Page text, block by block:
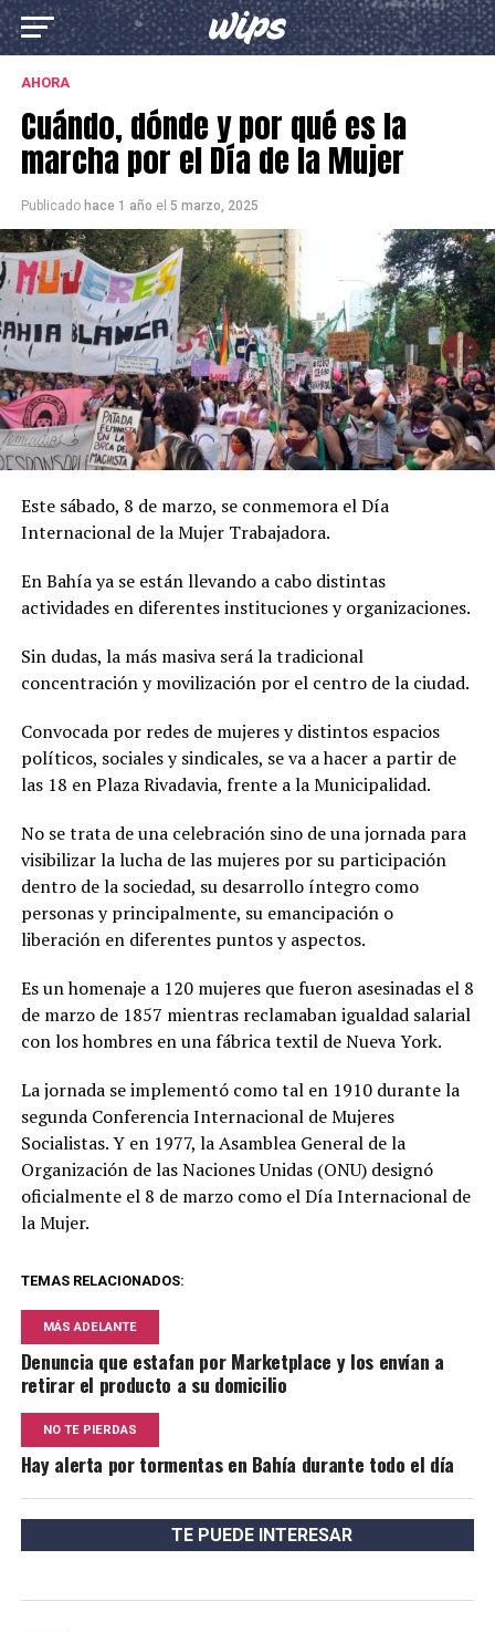
AHORA
Cuándo, dónde y por qué es la
marcha por el Día de la Mujer
Publicado hace 1 año el 5 marzo, 2025
Este sábado, 8 de marzo, se conmemora el Día
Internacional de la Mujer Trabajadora.
En Bahía ya se están llevando a cabo distintas
actividades en diferentes instituciones y organizaciones.
Sin dudas, la más masiva será la tradicional
concentración y movilización por el centro de la ciudad.
Convocada por redes de mujeres y distintos espacios
políticos, sociales y sindicales, se va a hacer a partir de
las 18 en Plaza Rivadavia, frente a la Municipalidad.
No se trata de una celebración sino de una jornada para
visibilizar la lucha de las mujeres por su participación
dentro de la sociedad, su desarrollo íntegro como
personas y principalmente, su emancipación o
liberación en diferentes puntos y aspectos.
Es un homenaje a 120 mujeres que fueron asesinadas el 8
de marzo de 1857 mientras reclamaban igualdad salarial
con los hombres en una fábrica textil de Nueva York.
La jornada se implementó como tal en 1910 durante la
segunda Conferencia Internacional de Mujeres
Socialistas. Y en 1977, la Asamblea General de la
Organización de las Naciones Unidas (ONU) designó
oficialmente el 8 de marzo como el Día Internacional de
la Mujer.
TEMAS RELACIONADOS:
MÁS ADELANTE
Denuncia que estafan por Marketplace y los envían a
retirar el producto a su domicilio
NO TE PIERDAS
Hay alerta por tormentas en Bahía durante todo el día
TE PUEDE INTERESAR